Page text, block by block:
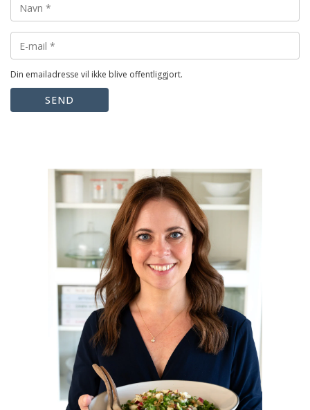
Din emailadresse vil ikke blive offentliggjort.
SEND